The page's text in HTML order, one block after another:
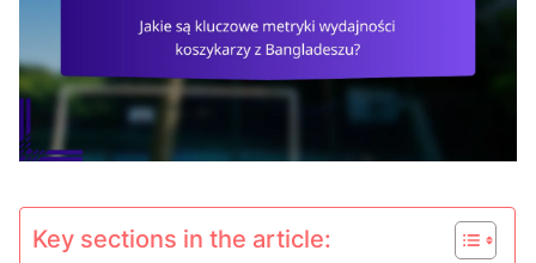
Key sections in the article: